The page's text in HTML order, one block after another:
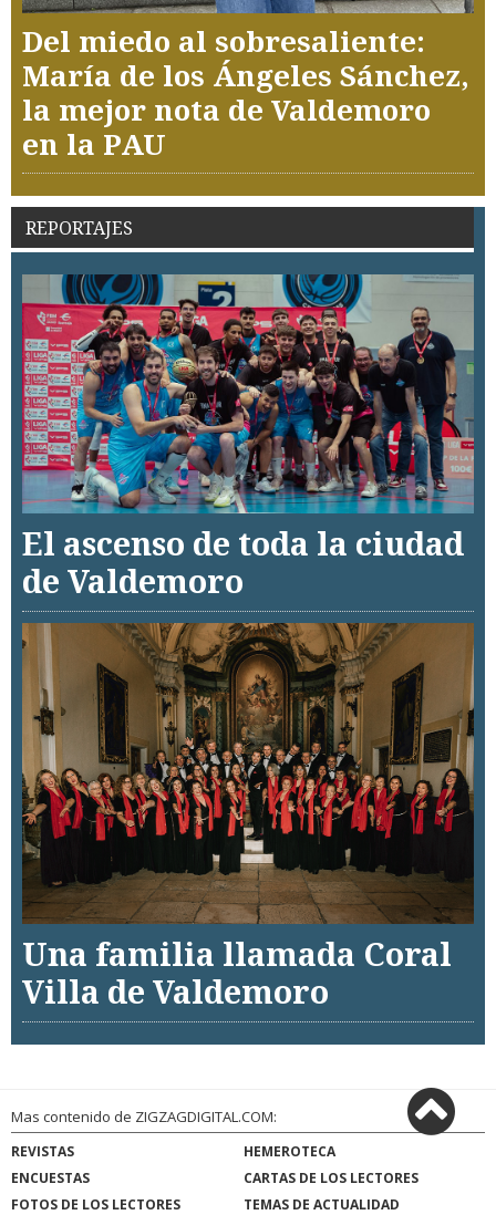
Del miedo al sobresaliente:
María de los Ángeles Sánchez,
la mejor nota de Valdemoro
en la PAU
REPORTAJES
El ascenso de toda la ciudad
de Valdemoro
Una familia llamada Coral
Villa de Valdemoro
Mas contenido de ZIGZAGDIGITAL.COM:
REVISTAS
HEMEROTECA
ENCUESTAS
CARTAS DE LOS LECTORES
FOTOS DE LOS LECTORES
TEMAS DE ACTUALIDAD